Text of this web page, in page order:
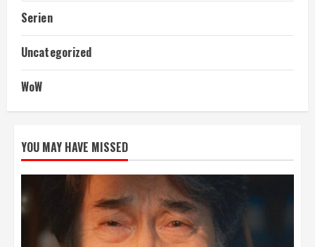
Serien
Uncategorized
WoW
YOU MAY HAVE MISSED